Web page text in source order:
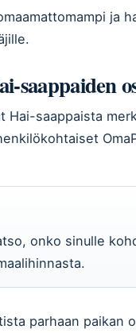
ja
saappaiden
Hai-saappaista
onko sinulle
parhaan paikan